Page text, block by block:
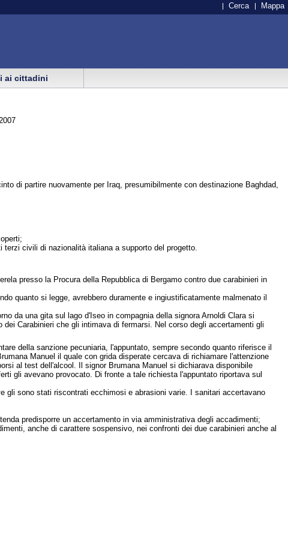
Cerca Mappa
ai cittadini
di partire nuovamente per Iraq, presumibilmente con destinazione Baghdad,
civili di nazionalità italiana a supporto del progetto.
presso la Procura della Repubblica di Bergamo contro due carabinieri in
quanto si legge, avrebbero duramente e ingiustificatamente malmenato il
da una gita sul lago d'Iseo in compagnia della signora Arnoldi Clara si
Carabinieri che gli intimava di fermarsi. Nel corso degli accertamenti gli
della sanzione pecuniaria, l'appuntato, sempre secondo quanto riferisce il
Manuel il quale con grida disperate cercava di richiamare l'attenzione
al test dell'alcool. Il signor Brumana Manuel si dichiarava disponibile
gli avevano provocato. Di fronte a tale richiesta l'appuntato riportava sul
gli sono stati riscontrati ecchimosi e abrasioni varie. I sanitari accertavano
predisporre un accertamento in via amministrativa degli accadimenti;
anche di carattere sospensivo, nei confronti dei due carabinieri anche al